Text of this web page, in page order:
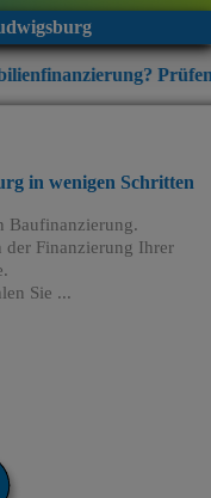
Prüfen Sie jetzt die
in wenigen Schritten
Baufinanzierung.
der Finanzierung Ihrer
Sie ...